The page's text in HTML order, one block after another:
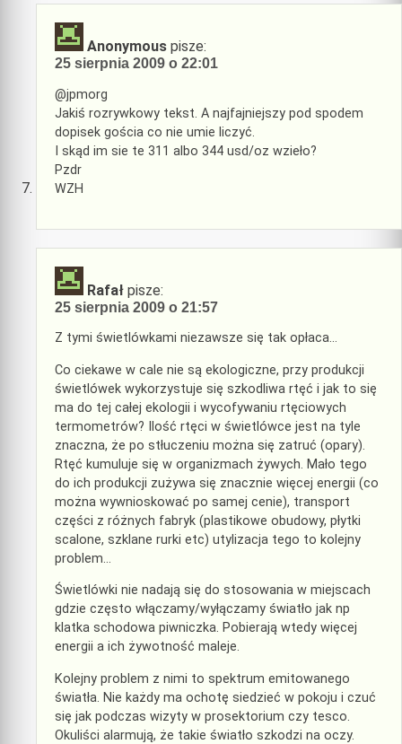
Anonymous pisze:
25 sierpnia 2009 o 22:01
@jpmorg
Jakiś rozrywkowy tekst. A najfajniejszy pod spodem
dopisek gościa co nie umie liczyć.
I skąd im sie te 311 albo 344 usd/oz wzieło?
Pzdr
WZH
Rafał pisze:
25 sierpnia 2009 o 21:57
Z tymi świetlówkami niezawsze się tak opłaca…
Co ciekawe w cale nie są ekologiczne, przy produkcji
świetlówek wykorzystuje się szkodliwa rtęć i jak to się
ma do tej całej ekologii i wycofywaniu rtęciowych
termometrów? Ilość rtęci w świetlówce jest na tyle
znaczna, że po stłuczeniu można się zatruć (opary).
Rtęć kumuluje się w organizmach żywych. Mało tego
do ich produkcji zużywa się znacznie więcej energii (co
można wywnioskować po samej cenie), transport
części z różnych fabryk (plastikowe obudowy, płytki
scalone, szklane rurki etc) utylizacja tego to kolejny
problem…
Świetlówki nie nadają się do stosowania w miejscach
gdzie często włączamy/wyłączamy światło jak np
klatka schodowa piwniczka. Pobierają wtedy więcej
energii a ich żywotność maleje.
Kolejny problem z nimi to spektrum emitowanego
światła. Nie każdy ma ochotę siedzieć w pokoju i czuć
się jak podczas wizyty w prosektorium czy tesco.
Okuliści alarmują, że takie światło szkodzi na oczy.